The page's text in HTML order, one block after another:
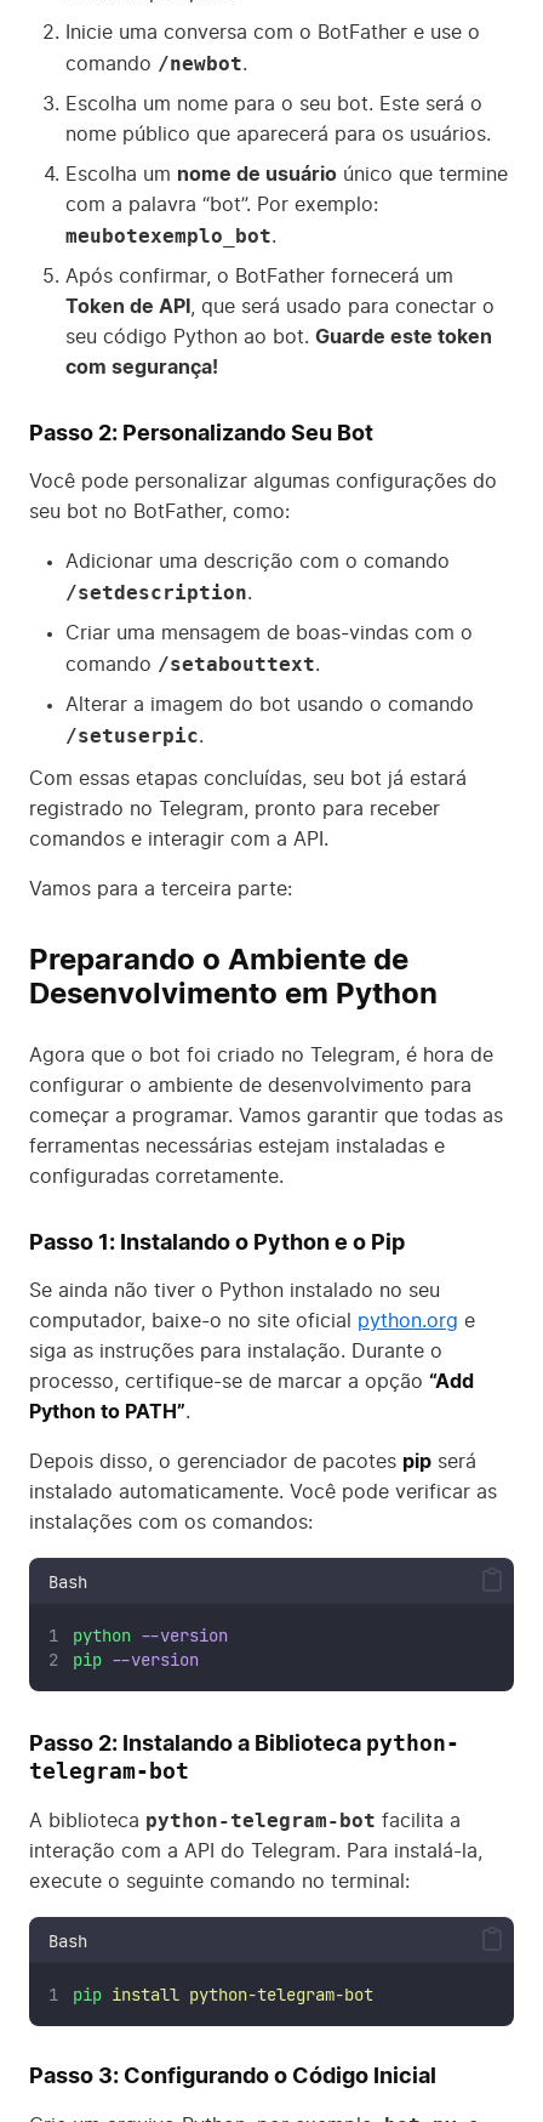
Inicie uma conversa com o BotFather e use o
comando /newbot.
Escolha um nome para o seu bot. Este será o
nome público que aparecerá para os usuários.
Escolha um nome de usuário único que termine
com a palavra “bot”. Por exemplo:
meubotexemplo_bot.
Após confirmar, o BotFather fornecerá um
Token de API
, que será usado para conectar o
seu código Python ao bot. Guarde este token
com segurança!
Passo 2: Personalizando Seu Bot
Você pode personalizar algumas configurações do
seu bot no BotFather, como:
Adicionar uma descrição com o comando
/setdescription.
Criar uma mensagem de boas-vindas com o
comando /setabouttext.
Alterar a imagem do bot usando o comando
/setuserpic.
Com essas etapas concluídas, seu bot já estará
registrado no Telegram, pronto para receber
comandos e interagir com a API.
Vamos para a terceira parte:
Preparando o Ambiente de
Desenvolvimento em Python
Agora que o bot foi criado no Telegram, é hora de
configurar o ambiente de desenvolvimento para
começar a programar. Vamos garantir que todas as
ferramentas necessárias estejam instaladas e
configuradas corretamente.
Passo 1: Instalando o Python e o Pip
Se ainda não tiver o Python instalado no seu
computador, baixe-o no site oficial python.org e
siga as instruções para instalação. Durante o
processo, certifique-se de marcar a opção “Add
Python to PATH”.
Depois disso, o gerenciador de pacotes pip será
instalado automaticamente. Você pode verificar as
instalações com os comandos:
Bash
python --version
pip --version
Passo 2: Instalando a Biblioteca python-
telegram-bot
A biblioteca python-telegram-bot facilita a
interação com a API do Telegram. Para instalá-la,
execute o seguinte comando no terminal:
Bash
pip install python-telegram-bot
Passo 3: Configurando o Código Inicial